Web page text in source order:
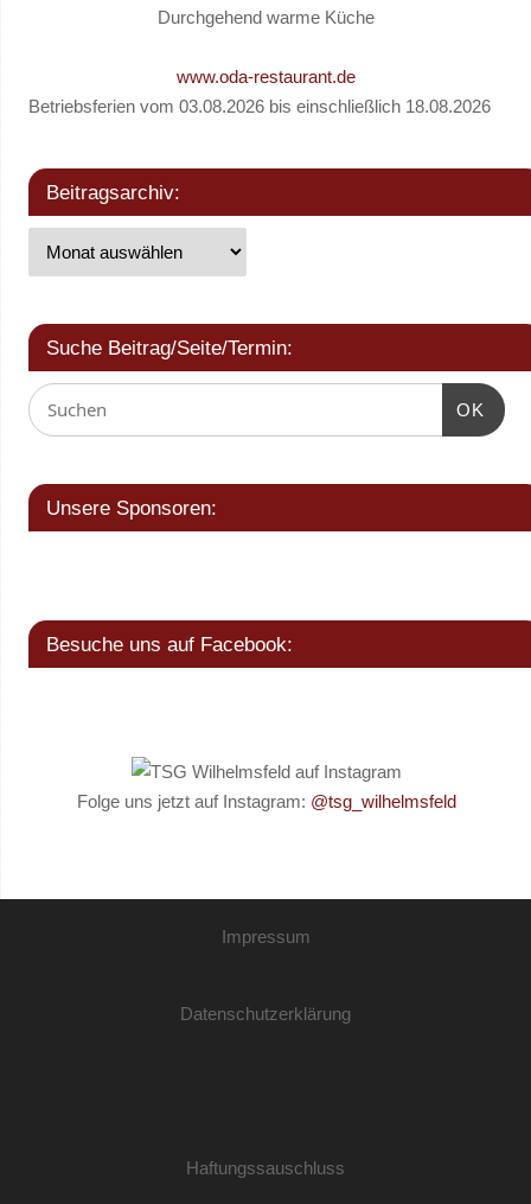
Durchgehend warme Küche
www.oda-restaurant.de
Betriebsferien vom 03.08.2026 bis einschließlich 18.08.2026
Beitragsarchiv:
Suche Beitrag/Seite/Termin:
OK
Unsere Sponsoren:
Besuche uns auf Facebook:
Folge uns jetzt auf Instagram: @tsg_wilhelmsfeld
Impressum
Datenschutzerklärung
Haftungssauschluss